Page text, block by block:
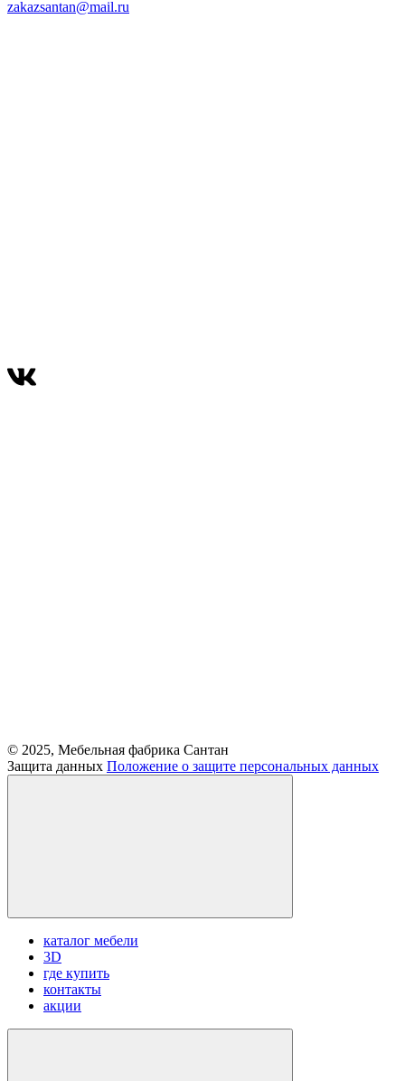
zakazsantan@mail.ru
© 2025, Мебельная фабрика Сантан
Защита данных Положение о защите персональных данных
каталог мебели
3D
где купить
контакты
акции